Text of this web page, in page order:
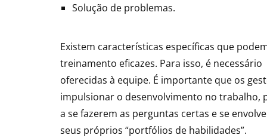
Solução de problemas.
Existem características específicas que
treinamento eficazes. Para isso, é
oferecidas à equipe. É importante que os
impulsionar o desenvolvimento no trabalho,
a se fazerem as perguntas certas e se
seus próprios “portfólios de habilidades”.